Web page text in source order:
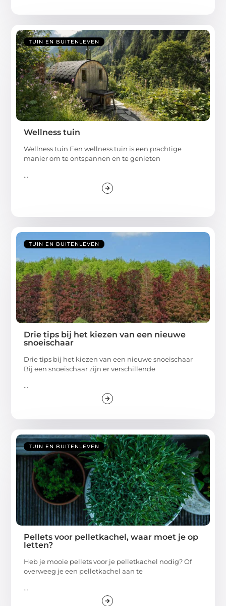
TUIN EN BUITENLEVEN
Wellness tuin
Wellness tuin Een wellness tuin is een prachtige
manier om te ontspannen en te genieten
...
TUIN EN BUITENLEVEN
Drie tips bij het kiezen van een nieuwe
snoeischaar
Drie tips bij het kiezen van een nieuwe snoeischaar
Bij een snoeischaar zijn er verschillende
...
TUIN EN BUITENLEVEN
Pellets voor pelletkachel, waar moet je op
letten?
Heb je mooie pellets voor je pelletkachel nodig? Of
overweeg je een pelletkachel aan te
...